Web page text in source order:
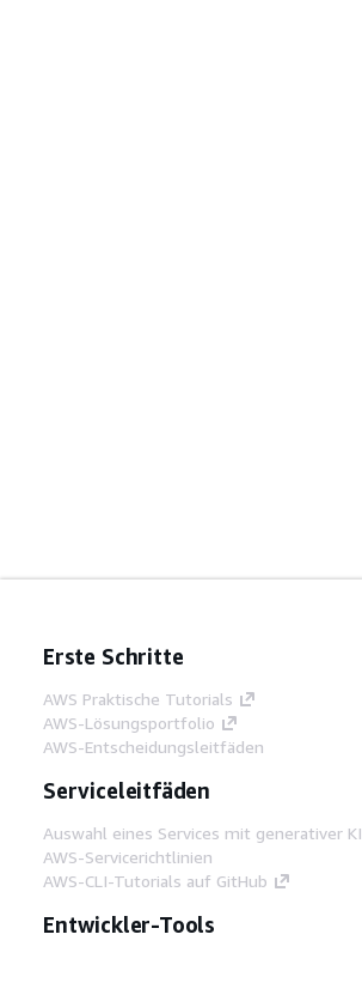
Erste Schritte
AWS Praktische Tutorials
AWS-Lösungsportfolio
AWS-Entscheidungsleitfäden
Serviceleitfäden
Auswahl eines Services mit generativer KI
AWS-Servicerichtlinien
AWS-CLI-Tutorials auf GitHub
Entwickler-Tools